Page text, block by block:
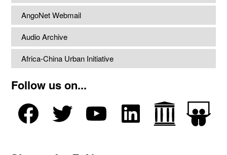
AngoNet Webmail
Audio Archive
Africa-China Urban Initiative
Follow us on...